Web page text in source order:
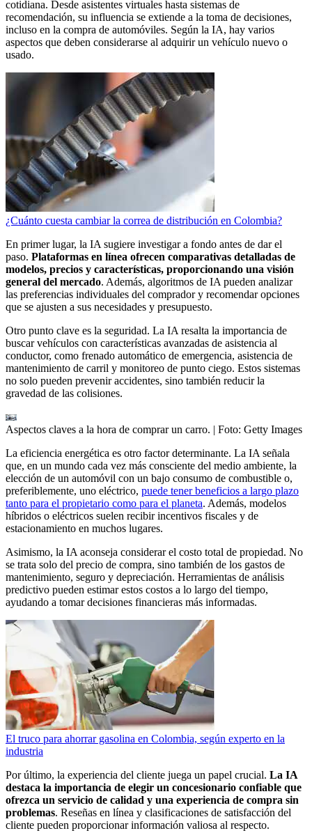
cotidiana. Desde asistentes virtuales hasta sistemas de
recomendación, su influencia se extiende a la toma de decisiones,
incluso en la compra de automóviles. Según la IA, hay varios
aspectos que deben considerarse al adquirir un vehículo nuevo o
usado.
¿Cuánto cuesta cambiar la correa de distribución en Colombia?
En primer lugar, la IA sugiere investigar a fondo antes de dar el
paso. Plataformas en línea ofrecen comparativas detalladas de
modelos, precios y características, proporcionando una visión
general del mercado. Además, algoritmos de IA pueden analizar
las preferencias individuales del comprador y recomendar opciones
que se ajusten a sus necesidades y presupuesto.
Otro punto clave es la seguridad. La IA resalta la importancia de
buscar vehículos con características avanzadas de asistencia al
conductor, como frenado automático de emergencia, asistencia de
mantenimiento de carril y monitoreo de punto ciego. Estos sistemas
no solo pueden prevenir accidentes, sino también reducir la
gravedad de las colisiones.
Aspectos claves a la hora de comprar un carro. | Foto: Getty Images
La eficiencia energética es otro factor determinante. La IA señala
que, en un mundo cada vez más consciente del medio ambiente, la
elección de un automóvil con un bajo consumo de combustible o,
preferiblemente, uno eléctrico, puede tener beneficios a largo plazo
tanto para el propietario como para el planeta. Además, modelos
híbridos o eléctricos suelen recibir incentivos fiscales y de
estacionamiento en muchos lugares.
Asimismo, la IA aconseja considerar el costo total de propiedad. No
se trata solo del precio de compra, sino también de los gastos de
mantenimiento, seguro y depreciación. Herramientas de análisis
predictivo pueden estimar estos costos a lo largo del tiempo,
ayudando a tomar decisiones financieras más informadas.
El truco para ahorrar gasolina en Colombia, según experto en la
industria
Por último, la experiencia del cliente juega un papel crucial. La IA
destaca la importancia de elegir un concesionario confiable que
ofrezca un servicio de calidad y una experiencia de compra sin
problemas. Reseñas en línea y clasificaciones de satisfacción del
cliente pueden proporcionar información valiosa al respecto.